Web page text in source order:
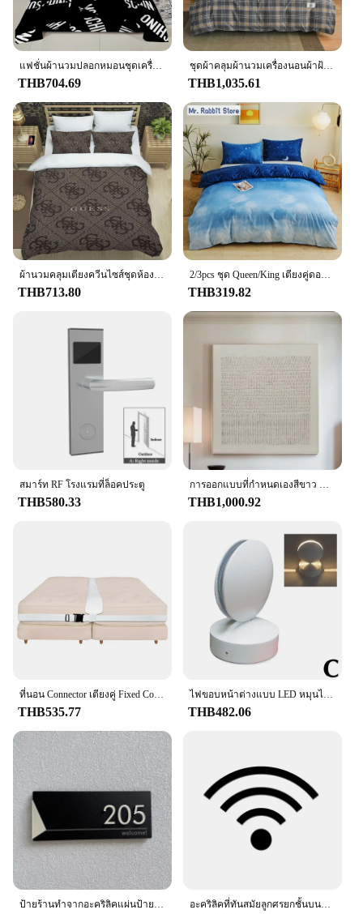
THB704.69
ชุดผ้าคลุมผ้านวมเครื่องนอนผ้าฝ้าย100% พร้อมปลอกหมอนสไตล์ญี่ปุ่นลายตารางของ Housse de Couette ขนาด220x240ชุดปลอกผ้านวมขนาดคิงไซส์
THB1,035.61
ผ้านวมคลุมเตียงควีนไซส์ชุดห้องนอนเตียงคู่เดียวขนาดคิงไซส์หรูหราชุดเครื่องนอนปลอกหมอน Guess ผ้าพันคอโพลีเอสเตอร์ปก
THB713.80
2/3pcs ชุด Queen/King เตียงคู่ดอกไม้สีเขียวพิมพ์ผ้านวมพร้อมหมอน Nordic ผ้านวมคลุมเตียงชุดผ้านวม
THB319.82
สมาร์ท RF โรงแรมที่ล็อคประตู
THB580.33
การออกแบบที่กําหนดเองสีขาว Beige 3D Textured Minimalist Handmade Wabi-Sabi ภาพวาดสีน้ํามันบทคัดย่อสําหรับ Home Hotel Office Wall Art Decor
THB1,000.92
ที่นอน Connector เตียงคู่ Fixed Connector เตียง Gap Filler สำหรับ Home Hotel
THB535.77
ไฟขอบหน้าต่างแบบ LED หมุนได้360องศาสำหรับติดประตูบ้านและทางเดินในโรงแรมกรอบ lampu penerangan rumah โรงรถ Y9A7ส่วนตัว
THB482.06
ป้ายร้านทำจากอะคริลิคแผ่นป้ายติดประตูแบบทันสมัยป้ายชื่อครอบครัวบ้านสั่งทำสำหรับสำนักงานบ้านอพาร์ทเมนต์ร้านอาหารโรงแรม อะคริลิคที่ทันสมัยลูกศรยกชั้นบนห้องนอนอาบน้ำสัญลักษณ์ติดผนังปรับแต่งได้สำหรับสำนักงานสาธารณะโรงแรมร้านอาหารคาเฟ่บาร์